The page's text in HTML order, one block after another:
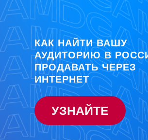
УЗНАЙТЕ
КАК НАЙТИ ВАШУ
АУДИТОРИЮ В
ПРОДАВАТЬ ЧЕРЕЗ
ИНТЕРНЕТ